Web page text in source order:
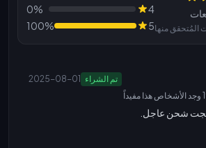
4
0%
5
100%
تم الشراء 2025-08-01
مفيداً
شحن عاجل.